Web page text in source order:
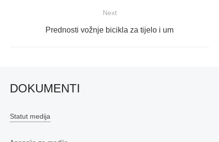
Next
Next
Prednosti vožnje bicikla za tijelo i um
DOKUMENTI
Statut medija